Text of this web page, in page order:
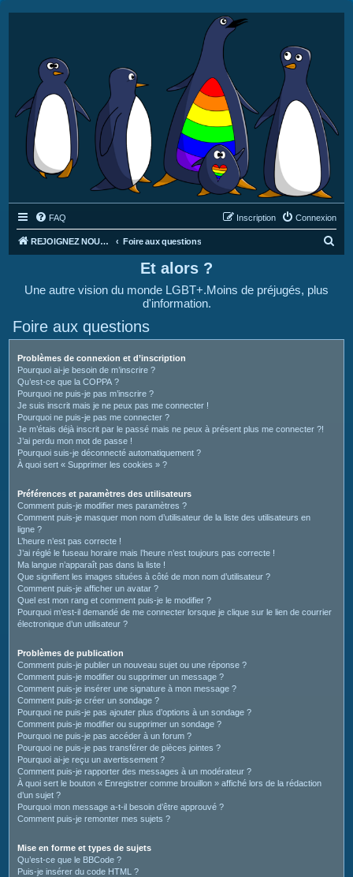
FAQ Connexion
Inscription
REJOIGNEZ NOUS SUR DISCORD : https://discord.gg/4C2Bvub Foire aux questions
Et alors ?
Une autre vision du monde LGBT+.Moins de préjugés, plus
d'information.
Foire aux questions
Problèmes de connexion et d’inscription
Pourquoi ai-je besoin de m’inscrire ?
Qu’est-ce que la COPPA ?
Pourquoi ne puis-je pas m’inscrire ?
Je suis inscrit mais je ne peux pas me connecter !
Pourquoi ne puis-je pas me connecter ?
Je m’étais déjà inscrit par le passé mais ne peux à présent plus me connecter ?!
J’ai perdu mon mot de passe !
Pourquoi suis-je déconnecté automatiquement ?
À quoi sert « Supprimer les cookies » ?
Préférences et paramètres des utilisateurs
Comment puis-je modifier mes paramètres ?
Comment puis-je masquer mon nom d’utilisateur de la liste des utilisateurs en
ligne ?
L’heure n’est pas correcte !
J’ai réglé le fuseau horaire mais l’heure n’est toujours pas correcte !
Ma langue n’apparaît pas dans la liste !
Que signifient les images situées à côté de mon nom d’utilisateur ?
Comment puis-je afficher un avatar ?
Quel est mon rang et comment puis-je le modifier ?
Pourquoi m’est-il demandé de me connecter lorsque je clique sur le lien de courrier
électronique d’un utilisateur ?
Problèmes de publication
Comment puis-je publier un nouveau sujet ou une réponse ?
Comment puis-je modifier ou supprimer un message ?
Comment puis-je insérer une signature à mon message ?
Comment puis-je créer un sondage ?
Pourquoi ne puis-je pas ajouter plus d’options à un sondage ?
Comment puis-je modifier ou supprimer un sondage ?
Pourquoi ne puis-je pas accéder à un forum ?
Pourquoi ne puis-je pas transférer de pièces jointes ?
Pourquoi ai-je reçu un avertissement ?
Comment puis-je rapporter des messages à un modérateur ?
À quoi sert le bouton « Enregistrer comme brouillon » affiché lors de la rédaction
d’un sujet ?
Pourquoi mon message a-t-il besoin d’être approuvé ?
Comment puis-je remonter mes sujets ?
Mise en forme et types de sujets
Qu’est-ce que le BBCode ?
Puis-je insérer du code HTML ?